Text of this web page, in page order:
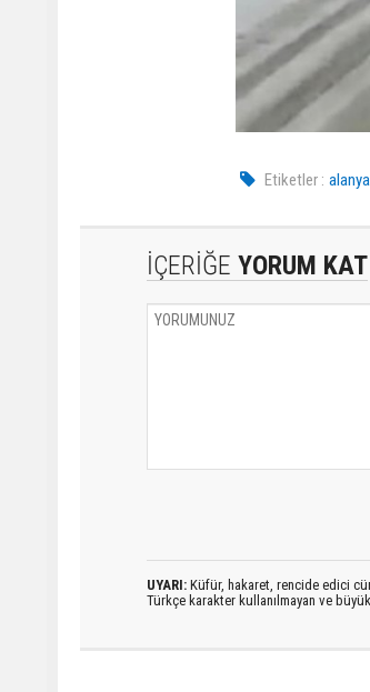
Etiketler :
İÇERİĞE YORUM KAT
UYARI: Küfür, hakaret, rencide edici
Türkçe karakter kullanılmayan ve